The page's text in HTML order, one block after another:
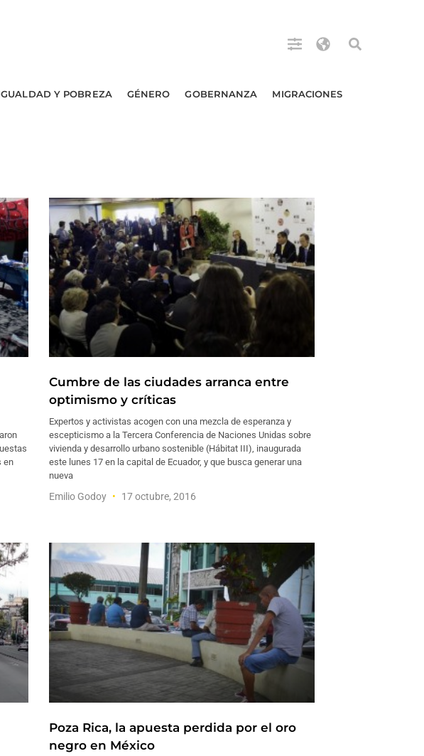
Y POBREZA GÉNERO GOBERNANZA MIGRACIONES
en
Cumbre de las ciudades arranca entre
optimismo y críticas
Expertos y activistas acogen con una mezcla de esperanza y
escepticismo a la Tercera Conferencia de Naciones Unidas sobre
vivienda y desarrollo urbano sostenible (Hábitat III), inaugurada
este lunes 17 en la capital de Ecuador, y que busca generar una
nueva
Emilio Godoy 17 octubre, 2016
Poza Rica, la apuesta perdida por el oro
negro en México